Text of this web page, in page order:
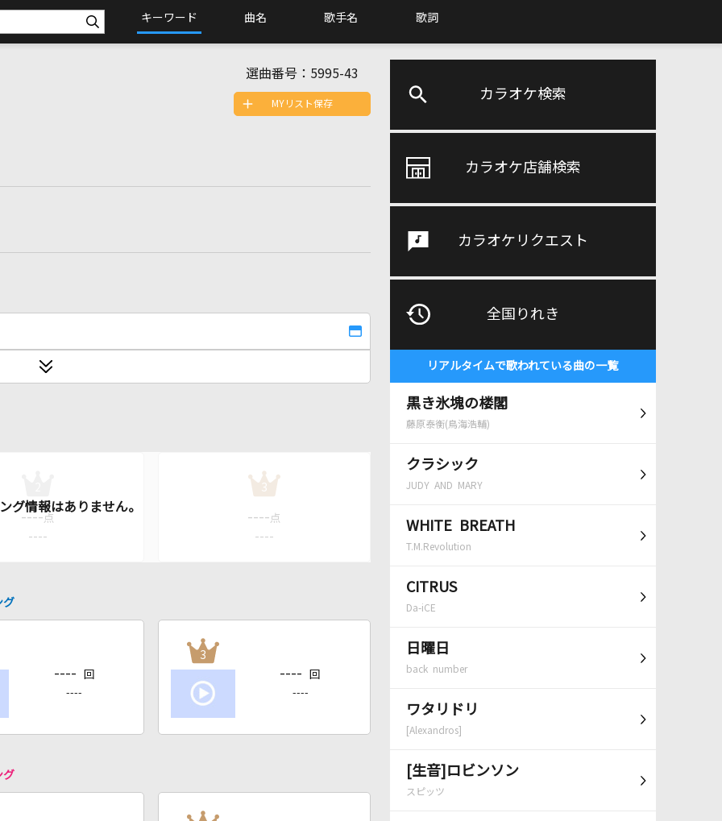
キーワード 曲名 歌手名 歌詞
カラオケ検索
カラオケ店舗検索
カラオケリクエスト
全国りれき
リアルタイムで歌われている曲の一覧
黒き氷塊の楼閣
藤原泰衡(鳥海浩輔)
クラシック
JUDY AND MARY
WHITE BREATH
T.M.Revolution
CITRUS
Da-iCE
日曜日
back number
ワタリドリ
[Alexandros]
[生音]ロビンソン
スピッツ
選曲番号： 5995-43
MYリスト保存
---- 点
----
3
---- 点
----
グ
---- 回
----
3
---- 回
----
グ